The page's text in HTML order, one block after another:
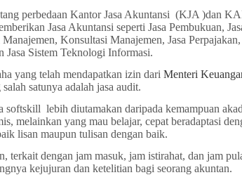
perbedaan Kantor Jasa Akuntansi (KJA )dan
Jasa Akuntansi seperti Jasa Pembukuan,
Konsultasi Manajemen, Jasa
Jasa Sistem Teknologi Informasi.
yang telah mendapatkan izin dari Menteri
satunya adalah jasa audit.
softskill lebih diutamakan daripada kemampuan
melainkan yang mau belajar, cepat beradaptasi
lisan maupun tulisan dengan baik.
terkait dengan jam masuk, jam istirahat, dan jam
kejujuran dan ketelitian bagi seorang akuntan.